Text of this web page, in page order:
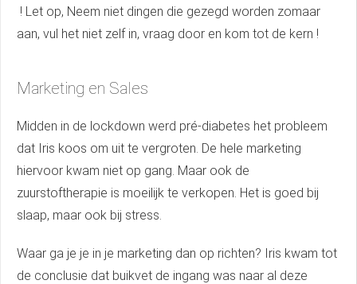
! Let op, Neem niet dingen die gezegd worden zomaar
aan, vul het niet zelf in, vraag door en kom tot de kern !
Marketing en Sales
Midden in de lockdown werd pré-diabetes het probleem
dat Iris koos om uit te vergroten. De hele marketing
hiervoor kwam niet op gang. Maar ook de
zuurstoftherapie is moeilijk te verkopen. Het is goed bij
slaap, maar ook bij stress.
Waar ga je je in je marketing dan op richten? Iris kwam tot
de conclusie dat buikvet de ingang was naar al deze